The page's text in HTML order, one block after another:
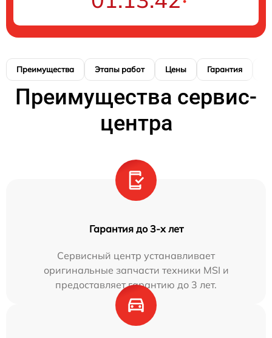
Преимущества Этапы работ Цены Гарантия
Преимущества сервис-
центра
Гарантия до 3-х лет
Сервисный центр устанавливает
оригинальные запчасти техники MSI и
предоставляет гарантию до 3 лет.